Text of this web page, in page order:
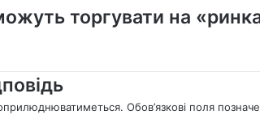
торгувати на
Обов’язкові поля